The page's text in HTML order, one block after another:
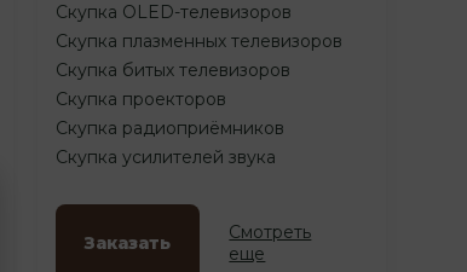
Скупка OLED-телевизоров
Скупка плазменных телевизоров
Скупка битых телевизоров
Скупка проекторов
Скупка радиоприёмников
Скупка усилителей звука
Заказать
Смотреть
еще